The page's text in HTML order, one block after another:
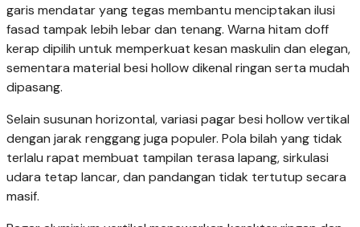
garis mendatar yang tegas membantu menciptakan ilusi
fasad tampak lebih lebar dan tenang. Warna hitam doff
kerap dipilih untuk memperkuat kesan maskulin dan elegan,
sementara material besi hollow dikenal ringan serta mudah
dipasang.
Selain susunan horizontal, variasi pagar besi hollow vertikal
dengan jarak renggang juga populer. Pola bilah yang tidak
terlalu rapat membuat tampilan terasa lapang, sirkulasi
udara tetap lancar, dan pandangan tidak tertutup secara
masif.